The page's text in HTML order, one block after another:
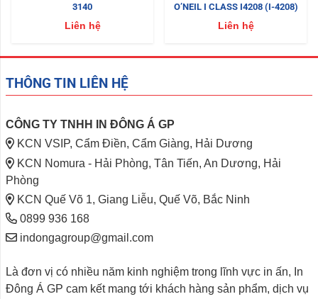
3140
Liên hệ
O’NEIL I CLASS I4208 (I-4208)
Liên hệ
THÔNG TIN LIÊN HỆ
CÔNG TY TNHH IN ĐÔNG Á GP
KCN VSIP, Cẩm Điền, Cẩm Giàng, Hải Dương
KCN Nomura - Hải Phòng, Tân Tiến, An Dương, Hải
Phòng
KCN Quế Võ 1, Giang Liễu, Quế Võ, Bắc Ninh
0899 936 168
indongagroup@gmail.com
Là đơn vị có nhiều năm kinh nghiệm trong lĩnh vực in ấn, In
Đông Á GP cam kết mang tới khách hàng sản phẩm, dịch vụ